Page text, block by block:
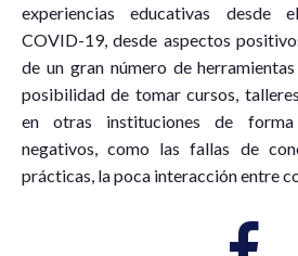
experiencias educativas desde
COVID-19, desde aspectos
de un gran número de
posibilidad de tomar cursos,
en otras instituciones de
negativos, como las fallas de
prácticas, la poca interacción entre